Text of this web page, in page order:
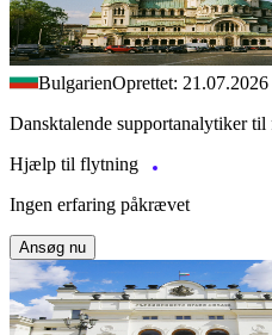
BulgarienOprettet: 21.07.2026
Dansktalende supportanalytiker
Hjælp til flytning
Ingen erfaring påkrævet
Ansøg nu